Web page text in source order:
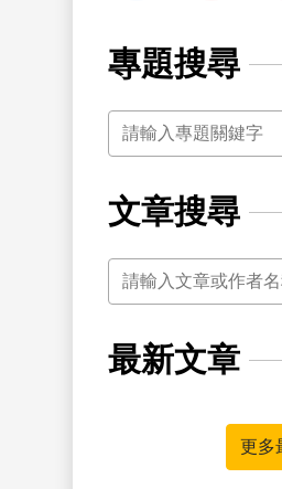
專題搜尋
關鍵字
文章搜尋
關鍵字
最新文章
更多